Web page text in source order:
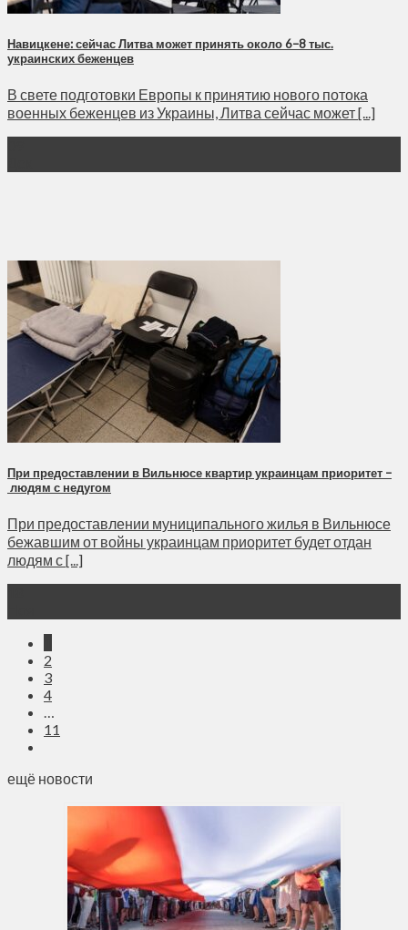
Навицкене: сейчас Литва может принять около 6–8 тыс.
украинских беженцев
В свете подготовки Европы к принятию нового потока
военных беженцев из Украины, Литва сейчас может [...]
При предоставлении в Вильнюсе квартир украинцам приоритет –
людям с недугом
При предоставлении муниципального жилья в Вильнюсе
бежавшим от войны украинцам приоритет будет отдан
людям с [...]
2
3
4
…
11
ещё новости